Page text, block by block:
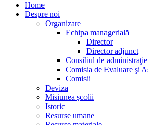
Home
Despre noi
Organizare
Echipa managerială
Director
Director adjunct
Consiliul de administraţie
Comisia de Evaluare şi
Comisii
Deviza
Misiunea şcolii
Istoric
Resurse umane